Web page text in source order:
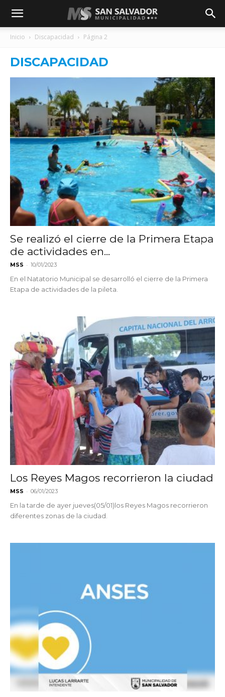
Inicio Discapacidad Página 2
DISCAPACIDAD
Se realizó el cierre de la Primera Etapa
de actividades en...
MSS - 10/01/2023
En el Natatorio Municipal se desarrolló el cierre de la Primera
Etapa de actividades de la pileta.
Los Reyes Magos recorrieron la ciudad
MSS - 06/01/2023
En la tarde de ayer jueves(05/01)los Reyes Magos recorrieron
diferentes zonas de la ciudad.